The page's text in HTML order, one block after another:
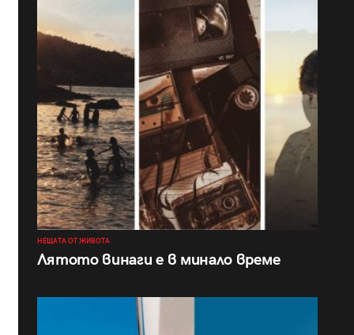
НЕЩАТА ОТ ЖИВОТА
Лятото винаги е в минало време